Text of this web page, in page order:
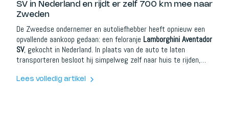
SV in Nederland en rijdt er zelf 700 km mee naar
Zweden
De Zweedse ondernemer en autoliefhebber heeft opnieuw een
opvallende aankoop gedaan: een feloranje Lamborghini Aventador
SV, gekocht in Nederland. In plaats van de auto te laten
transporteren besloot hij simpelweg zelf naar huis te rijden,
Lees volledig artikel